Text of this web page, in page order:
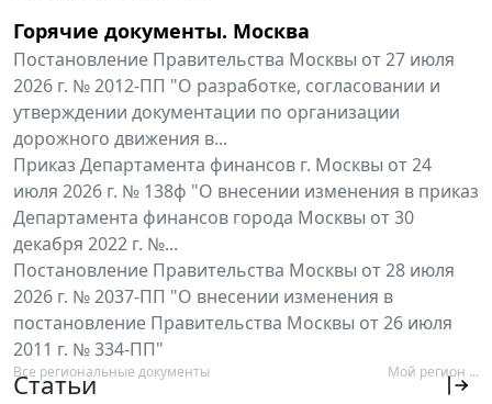
Горячие документы. Москва
Постановление Правительства Москвы от 27 июля
2026 г. № 2012-ПП "О разработке, согласовании и
утверждении документации по организации
дорожного движения в...
Приказ Департамента финансов г. Москвы от 24
июля 2026 г. № 138ф "О внесении изменения в приказ
Департамента финансов города Москвы от 30
декабря 2022 г. №...
Постановление Правительства Москвы от 28 июля
2026 г. № 2037-ПП "О внесении изменения в
постановление Правительства Москвы от 26 июля
2011 г. № 334-ПП"
Все региональные документы Мой регион ...
Статьи